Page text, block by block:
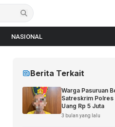
NASIONAL
Berita Terkait
Warga Pasuruan
Satreskrim Polres
Uang Rp 5 Juta
3 bulan yang lalu